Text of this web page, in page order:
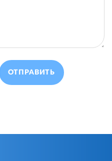
ОТПРАВИТЬ